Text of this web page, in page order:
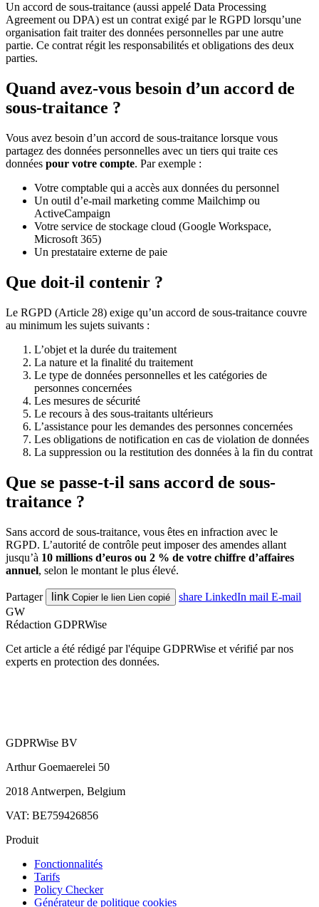
Un accord de sous-traitance (aussi appelé Data Processing
Agreement ou DPA) est un contrat exigé par le RGPD lorsqu’une
organisation fait traiter des données personnelles par une autre
partie. Ce contrat régit les responsabilités et obligations des deux
parties.
Quand avez-vous besoin d’un accord de
sous-traitance ?
Vous avez besoin d’un accord de sous-traitance lorsque vous
partagez des données personnelles avec un tiers qui traite ces
données pour votre compte. Par exemple :
Votre comptable qui a accès aux données du personnel
Un outil d’e-mail marketing comme Mailchimp ou
ActiveCampaign
Votre service de stockage cloud (Google Workspace,
Microsoft 365)
Un prestataire externe de paie
Que doit-il contenir ?
Le RGPD (Article 28) exige qu’un accord de sous-traitance couvre
au minimum les sujets suivants :
L’objet et la durée du traitement
La nature et la finalité du traitement
Le type de données personnelles et les catégories de
personnes concernées
Les mesures de sécurité
Le recours à des sous-traitants ultérieurs
L’assistance pour les demandes des personnes concernées
Les obligations de notification en cas de violation de données
La suppression ou la restitution des données à la fin du contrat
Que se passe-t-il sans accord de sous-
traitance ?
Sans accord de sous-traitance, vous êtes en infraction avec le
RGPD. L’autorité de contrôle peut imposer des amendes allant
jusqu’à 10 millions d’euros ou 2 % de votre chiffre d’affaires
annuel, selon le montant le plus élevé.
Partager link Copier le lien Lien copié share LinkedIn mail E-mail
GW
Rédaction GDPRWise
Cet article a été rédigé par l'équipe GDPRWise et vérifié par nos
experts en protection des données.
GDPRWise BV
Arthur Goemaerelei 50
2018 Antwerpen, Belgium
VAT: BE759426856
Produit
Fonctionnalités
Tarifs
Policy Checker
Générateur de politique cookies